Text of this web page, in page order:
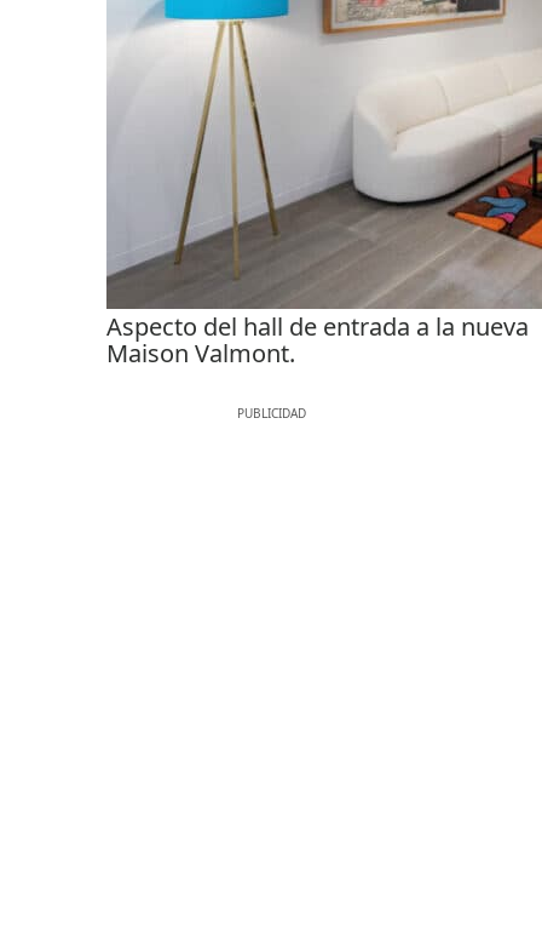
Aspecto del hall de entrada a la nueva
Maison Valmont.